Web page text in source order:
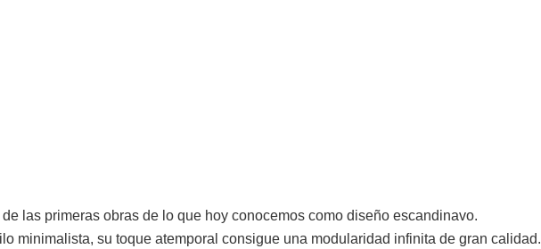
las primeras obras de lo que hoy conocemos como diseño escandinavo.
minimalista, su toque atemporal consigue una modularidad infinita de gran calidad.